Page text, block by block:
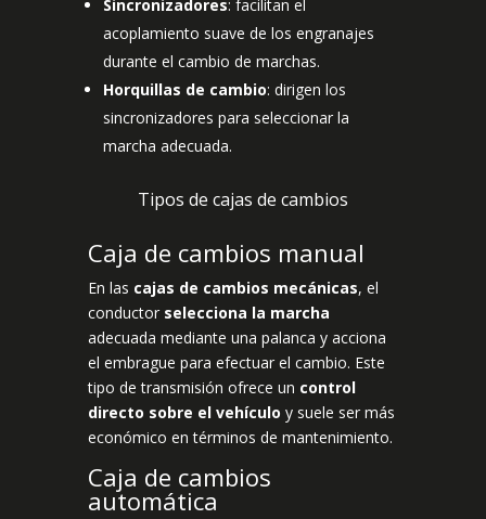
Sincronizadores: facilitan el
acoplamiento suave de los engranajes
durante el cambio de marchas.
Horquillas de cambio: dirigen los
sincronizadores para seleccionar la
marcha adecuada.
Tipos de cajas de cambios
Caja de cambios manual
En las cajas de cambios mecánicas, el
conductor selecciona la marcha
adecuada mediante una palanca y acciona
el embrague para efectuar el cambio. Este
tipo de transmisión ofrece un control
directo sobre el vehículo y suele ser más
económico en términos de mantenimiento.
Caja de cambios
automática